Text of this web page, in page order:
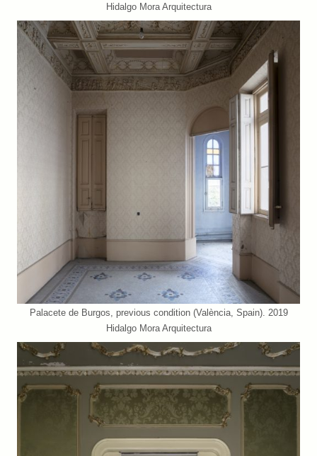
Hidalgo Mora Arquitectura
Palacete de Burgos, previous condition (València, Spain). 2019
Hidalgo Mora Arquitectura